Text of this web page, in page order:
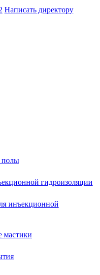
Написать директору
гидроизоляции
инъекционной
мастики